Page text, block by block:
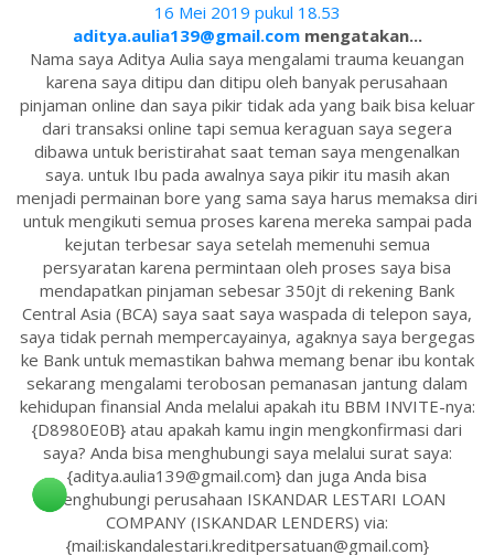
16 Mei 2019 pukul 18.53
aditya.aulia139@gmail.commengatakan...
Nama saya Aditya Aulia saya mengalami trauma keuangan
karena saya ditipu dan ditipu oleh banyak perusahaan
pinjaman online dan saya pikir tidak ada yang baik bisa keluar
dari transaksi online tapi semua keraguan saya segera
dibawa untuk beristirahat saat teman saya mengenalkan
saya. untuk Ibu pada awalnya saya pikir itu masih akan
menjadi permainan bore yang sama saya harus memaksa diri
untuk mengikuti semua proses karena mereka sampai pada
kejutan terbesar saya setelah memenuhi semua
persyaratan karena permintaan oleh proses saya bisa
mendapatkan pinjaman sebesar 350jt di rekening Bank
Central Asia (BCA) saya saat saya waspada di telepon saya,
saya tidak pernah mempercayainya, agaknya saya bergegas
ke Bank untuk memastikan bahwa memang benar ibu kontak
sekarang mengalami terobosan pemanasan jantung dalam
kehidupan finansial Anda melalui apakah itu BBM INVITE-nya:
{D8980E0B} atau apakah kamu ingin mengkonfirmasi dari
saya? Anda bisa menghubungi saya melalui surat saya:
{aditya.aulia139@gmail.com} dan juga Anda bisa
menghubungi perusahaan ISKANDAR LESTARI LOAN
COMPANY (ISKANDAR LENDERS) via:
{mail:iskandalestari.kreditpersatuan@gmail.com}